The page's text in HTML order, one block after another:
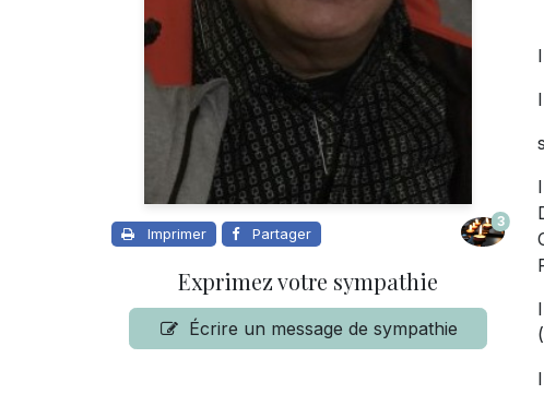
Imprimer Partager
3
Exprimez votre sympathie
Écrire un message de sympathie